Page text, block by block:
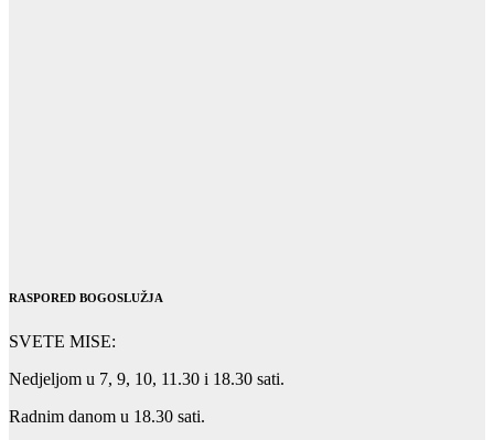
RASPORED BOGOSLUŽJA
SVETE MISE:
Nedjeljom u 7, 9, 10, 11.30 i 18.30 sati.
Radnim danom u 18.30 sati.